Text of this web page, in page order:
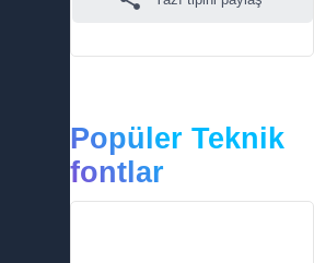
Popüler Teknik
fontlar